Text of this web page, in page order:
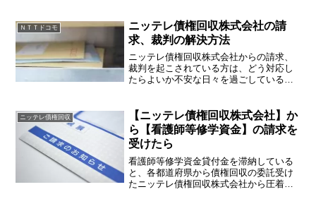
ます。当事務所では、初めてスミセイカ
ードサービス株式会社とク...
ＮＴＴドコモ
ニッテレ債権回収株式会社の請
求、裁判の解決方法
ニッテレ債権回収株式会社からの請求、
裁判を起こされている方は、どう対応し
たらよいか不安な日々を過ごしているか
す。ニッテレ債権回収株式会社とは？ニ
ッテレ債権回収株式会社は...
ニッテレ債権回収
【ニッテレ債権回収株式会社】か
ら【看護師等修学資金】の請求を
受けたら
看護師等修学資金貸付金を滞納している
と、各都道府県から債権回収の委託受け
たニッテレ債権回収株式会社から圧着の